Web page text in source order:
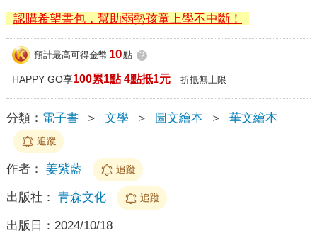
認購希望書包，幫助弱勢孩童上學不中斷！
預計最高可得金幣 10點 ?
HAPPY GO享100累1點 4點抵1元 折抵無上限
分類： 電子書 ＞ 文學 ＞ 圖文繪本 ＞ 華文繪本
追蹤
作者： 姜紫藍 追蹤
出版社： 青森文化 追蹤
出版日： 2024/10/18